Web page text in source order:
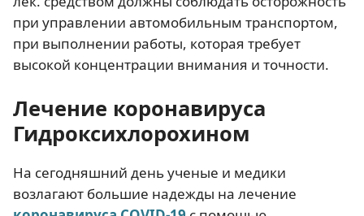
при управлении автомобильным транспортом,
при выполнении работы, которая требует
высокой концентрации внимания и точности.
Лечение коронавируса
Гидроксихлорохином
На сегодняшний день ученые и медики
возлагают большие надежды на лечение